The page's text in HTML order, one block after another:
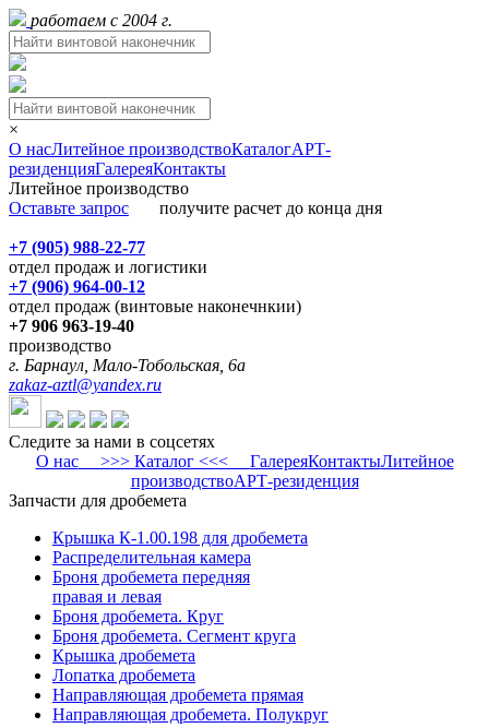
работаем с 2004 г.
×
О насЛитейное производствоКаталогАРТ-
резиденцияГалереяКонтакты
Литейное производство
Оставьте запрос получите расчет до конца дня
+7 (905) 988-22-77
отдел продаж и логистики
+7 (906) 964-00-12
отдел продаж (винтовые наконечнкии)
+7 906 963-19-40
производство
г. Барнаул, Мало-Тобольская, 6а
zakaz-aztl@yandex.ru
Следите за нами в соцсетях
О нас>>> Каталог <<< ГалереяКонтактыЛитейное
производствоАРТ-резиденция
Запчасти для дробемета
Крышка К-1.00.198 для дробемета
Распределительная камера
Броня дробемета передняя
правая и левая
Броня дробемета. Круг
Броня дробемета. Сегмент круга
Крышка дробемета
Лопатка дробемета
Направляющая дробемета прямая
Направляющая дробемета. Полукруг